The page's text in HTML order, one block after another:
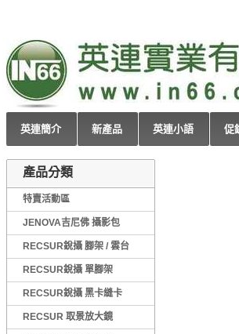
英連簡介 新產品 英連小語 促
產品分類
特賣活動區
JENOVA吉尼佛 攝影包
RECSUR銳攝 腳架 / 雲台
RECSUR銳攝 單腳架
RECSUR銳攝 黑卡縫卡
RECSUR 取景放大鏡